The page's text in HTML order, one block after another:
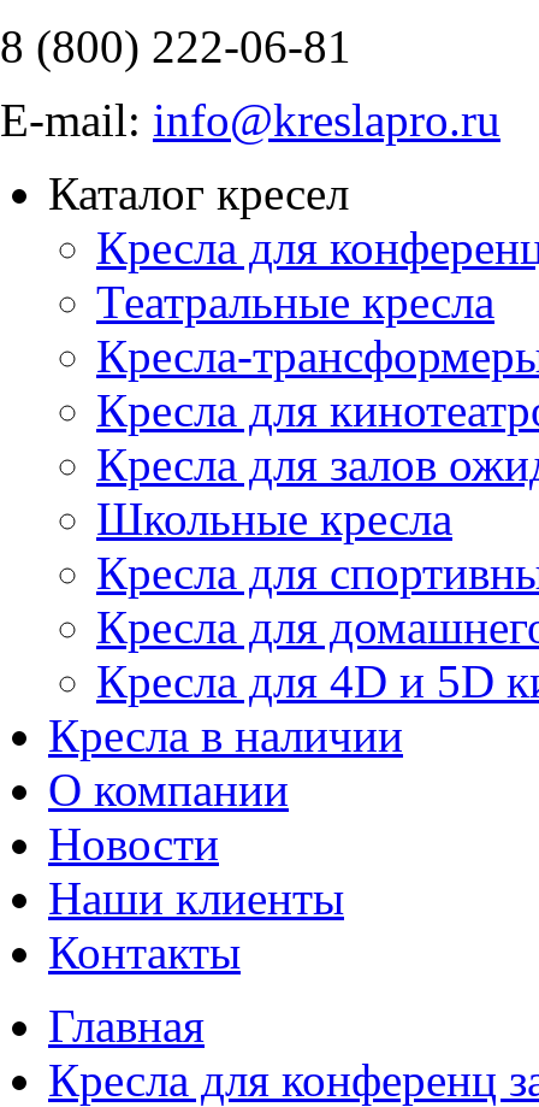
8 (800) 222-06-81
E-mail: info@kreslapro.ru
Каталог кресел
Кресла для
Театральные кресла
Кресла-
Кресла для
Кресла для залов
Школьные кресла
Кресла для
Кресла для
Кресла для 4D и 5D
Кресла в наличии
О компании
Новости
Наши клиенты
Контакты
Главная
Кресла для конференц